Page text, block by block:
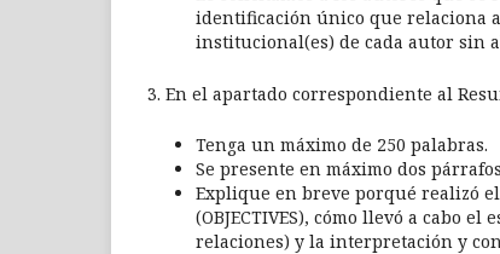
identificación único que relaciona
institucional(es) de cada autor sin
3. En el apartado correspondiente al
Tenga un máximo de 250 palabras.
Se presente en máximo dos
Explique en breve porqué realizó
(OBJECTIVES), cómo llevó a cabo
relaciones) y la interpretación y